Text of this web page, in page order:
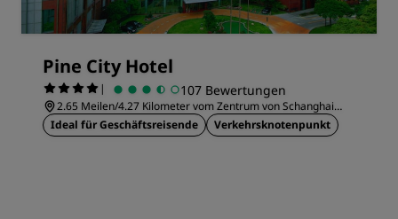
Pine City Hotel
| 107 Bewertungen
2.65 Meilen/4.27 Kilometer vom Zentrum von Schanghai
entfernt
Ideal für Geschäftsreisende Verkehrsknotenpunkt